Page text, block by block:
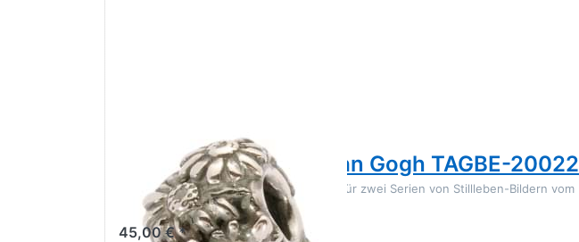
World Tour Holland Van Gogh TAGBE-20022
Sonnenblumen waren die Inspirationen für zwei Serien von Stillleben-Bildern vom
holländischen Maler Vincent van Gogh.
45,00 € *